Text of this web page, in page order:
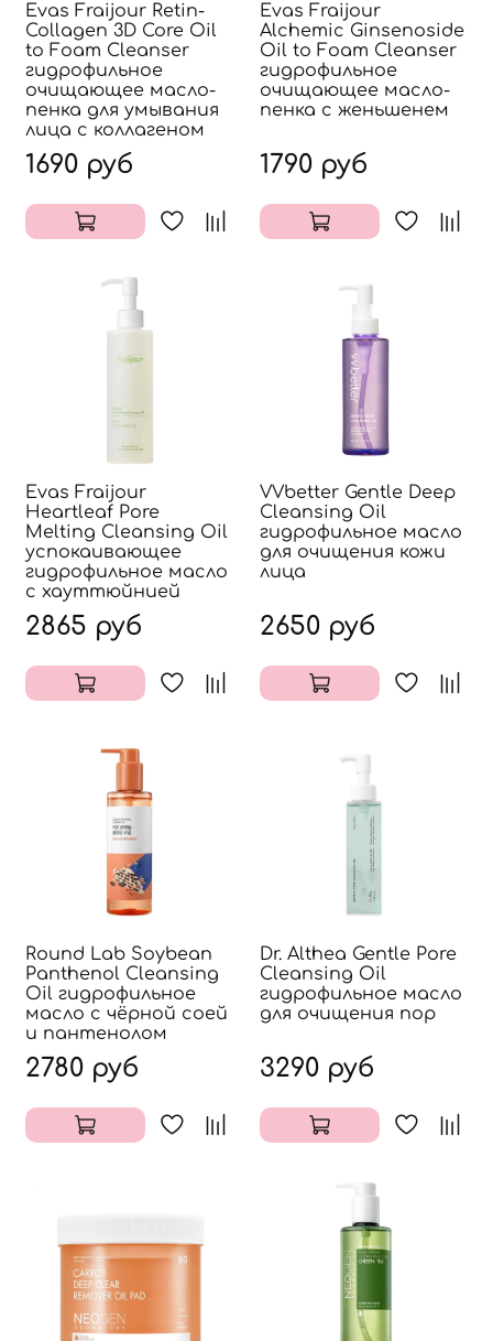
Evas Fraijour Retin-
Collagen 3D Core Oil
to Foam Cleanser
гидрофильное
очищающее масло-
пенка для умывания
лица с коллагеном
1690 руб
Evas Fraijour
Alchemic Ginsenoside
Oil to Foam Cleanser
гидрофильное
очищающее масло-
пенка с женьшенем
1790 руб
Evas Fraijour
Heartleaf Pore
Melting Cleansing Oil
успокаивающее
гидрофильное масло
с хауттюйнией
2865 руб
VVbetter Gentle Deep
Cleansing Oil
гидрофильное масло
для очищения кожи
лица
2650 руб
Round Lab Soybean
Panthenol Cleansing
Oil гидрофильное
масло с чёрной соей
и пантенолом
2780 руб
Dr. Althea Gentle Pore
Cleansing Oil
гидрофильное масло
для очищения пор
3290 руб